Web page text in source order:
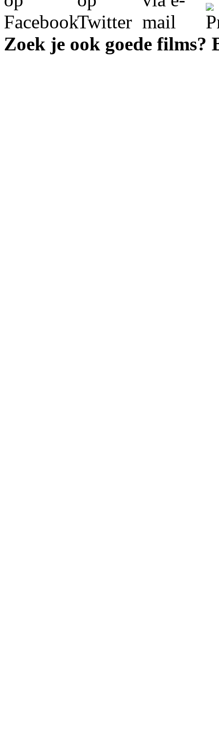
Zoek je ook goede films?